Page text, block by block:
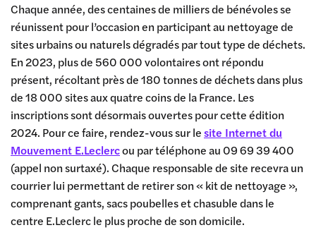
Chaque année, des centaines de milliers de bénévoles se
réunissent pour l’occasion en participant au nettoyage de
sites urbains ou naturels dégradés par tout type de déchets.
En 2023, plus de 560 000 volontaires ont répondu
présent, récoltant près de 180 tonnes de déchets dans plus
de 18 000 sites aux quatre coins de la France. Les
inscriptions sont désormais ouvertes pour cette édition
2024. Pour ce faire, rendez-vous sur lesite Internet du
Mouvement E.Leclercou par téléphone au 09 69 39 400
(appel non surtaxé). Chaque responsable de site recevra un
courrier lui permettant de retirer son « kit de nettoyage »,
comprenant gants, sacs poubelles et chasuble dans le
centre E.Leclerc le plus proche de son domicile.